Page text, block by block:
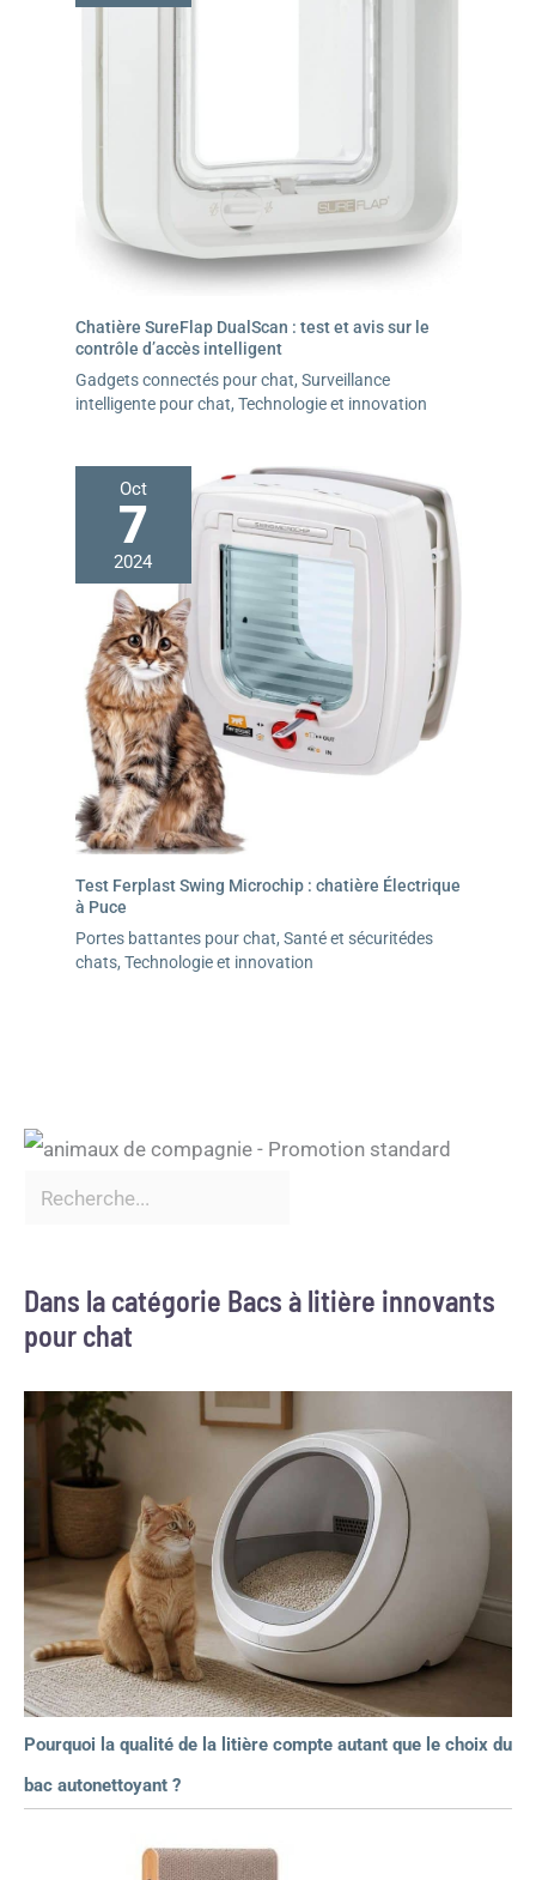
Chatière SureFlap DualScan : test et avis sur le
contrôle d’accès intelligent
Gadgets connectés pour chat, Surveillance
intelligente pour chat, Technologie et innovation
Oct
7
2024
Test Ferplast Swing Microchip : chatière Électrique
à Puce
Portes battantes pour chat, Santé et sécuritédes
chats, Technologie et innovation
Dans la catégorie Bacs à litière innovants
pour chat
Pourquoi la qualité de la litière compte autant que le choix du
bac autonettoyant ?